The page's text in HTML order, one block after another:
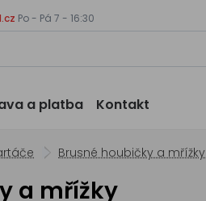
Po - Pá 7 - 16:30
a platba Kontakt
Brusné houbičky a mřížky
a mřížky